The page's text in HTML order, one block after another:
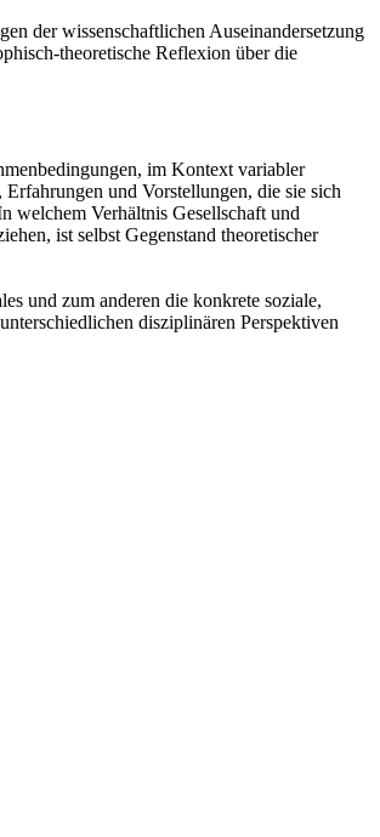
der wissenschaftlichen Auseinandersetzung
theoretische Reflexion über die
im Kontext variabler
und Vorstellungen, die sie sich
welchem Verhältnis Gesellschaft und
ist selbst Gegenstand theoretischer
und zum anderen die konkrete soziale,
disziplinären Perspektiven